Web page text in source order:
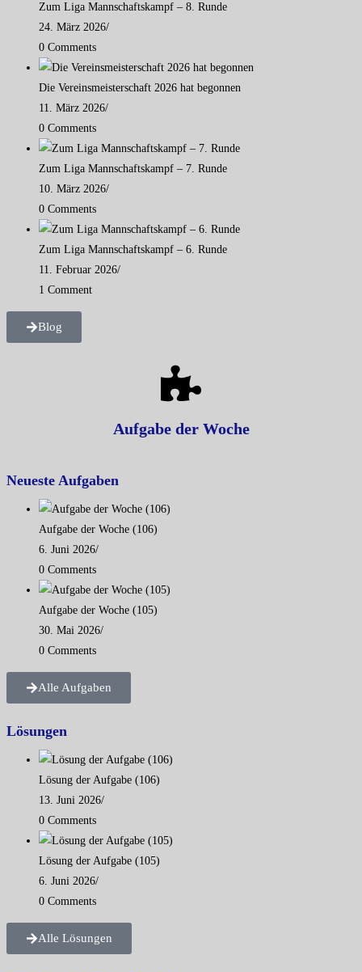
Zum Liga Mannschaftskampf – 8. Runde
24. März 2026/
0 Comments
Die Vereinsmeisterschaft 2026 hat begonnen
11. März 2026/
0 Comments
Zum Liga Mannschaftskampf – 7. Runde
10. März 2026/
0 Comments
Zum Liga Mannschaftskampf – 6. Runde
11. Februar 2026/
1 Comment
Blog
Aufgabe der Woche
Neueste Aufgaben
Aufgabe der Woche (106)
6. Juni 2026/
0 Comments
Aufgabe der Woche (105)
30. Mai 2026/
0 Comments
Alle Aufgaben
Lösungen
Lösung der Aufgabe (106)
13. Juni 2026/
0 Comments
Lösung der Aufgabe (105)
6. Juni 2026/
0 Comments
Alle Lösungen